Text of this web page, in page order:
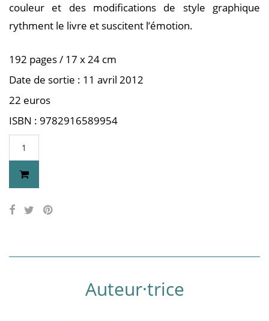
couleur et des modifications de style graphique
rythment le livre et suscitent l’émotion.
192 pages / 17 x 24 cm
Date de sortie : 11 avril 2012
22 euros
ISBN : 9782916589954
Auteur·trice